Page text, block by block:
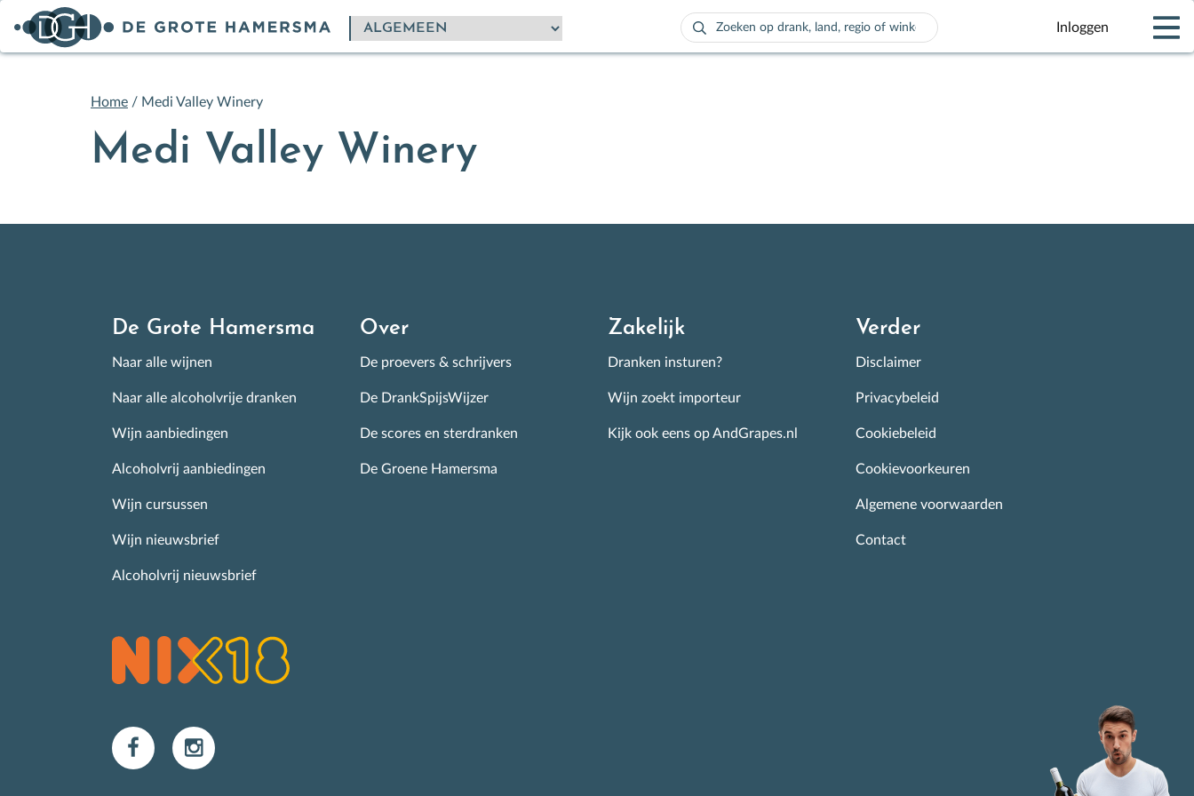
Zoeken
naar:
Als de resultaten voor automatisch aanvullen beschikbaar zijn, gebruik de pijlen
Inloggen
Home / Medi Valley Winery
Medi Valley Winery
De Grote Hamersma
Naar alle wijnen
Naar alle alcoholvrije dranken
Wijn aanbiedingen
Alcoholvrij aanbiedingen
Wijn cursussen
Wijn nieuwsbrief
Alcoholvrij nieuwsbrief
Over
De proevers & schrijvers
De DrankSpijsWijzer
De scores en sterdranken
De Groene Hamersma
Zakelijk
Dranken insturen?
Wijn zoekt importeur
Kijk ook eens op AndGrapes.nl
Verder
Disclaimer
Privacybeleid
Cookiebeleid
Cookievoorkeuren
Algemene voorwaarden
Contact